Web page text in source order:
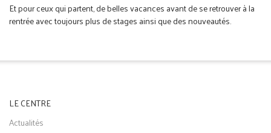
Et pour ceux qui partent, de belles vacances avant de se retrouver à la
rentrée avec toujours plus de stages ainsi que des nouveautés.
LE CENTRE
Actualités